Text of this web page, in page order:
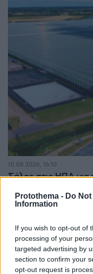
Protothema - Do
Information
If you wish to opt-out of
processing of your
targeted advertising by
section to confirm your
opt-out request is
Σάλος στις ΗΠΑ
τεράστιες
10.08.2026, 16:10
«Δεν ήταν κοντά στο
έναν μήνα το είχε
ισχυρίζεται ο
για τον πατέρα του
Πάρο